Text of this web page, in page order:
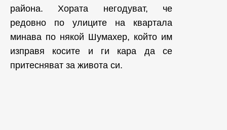
района. Хората негодуват, че
редовно по улиците на квартала
минава по някой Шумахер, който им
изправя косите и ги кара да се
притесняват за живота си.